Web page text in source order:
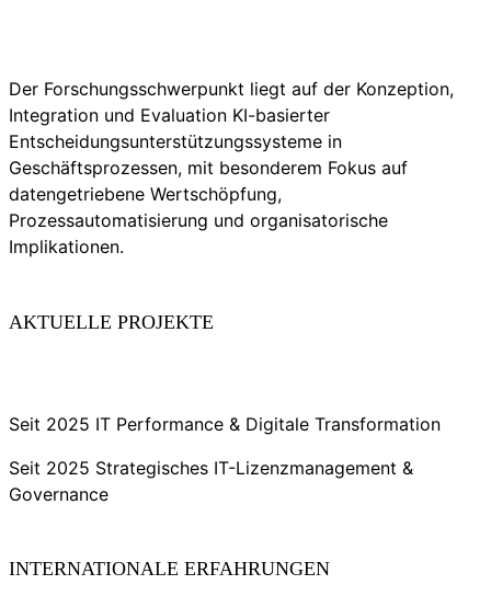
Der Forschungsschwerpunkt liegt auf der Konzeption,
Integration und Evaluation KI-basierter
Entscheidungsunterstützungssysteme in
Geschäftsprozessen, mit besonderem Fokus auf
datengetriebene Wertschöpfung,
Prozessautomatisierung und organisatorische
Implikationen.
AKTUELLE PROJEKTE
Seit 2025 IT Performance & Digitale Transformation
Seit 2025 Strategisches IT-Lizenzmanagement &
Governance
INTERNATIONALE ERFAHRUNGEN